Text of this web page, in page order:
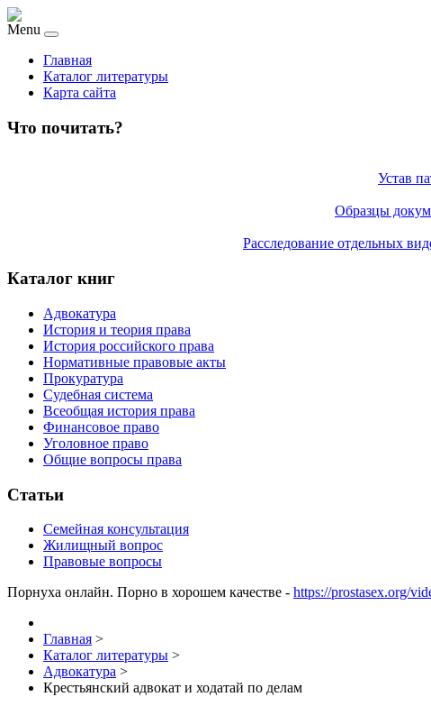
Menu
Главная
Каталог литературы
Карта сайта
Что почитать?
Устав
Образцы
Расследование отдельных
Каталог книг
Адвокатура
История и теория права
История российского права
Нормативные правовые акты
Прокуратура
Судебная система
Всеобщая история права
Финансовое право
Уголовное право
Общие вопросы права
Статьи
Семейная консультация
Жилищный вопрос
Правовые вопросы
Порнуха онлайн. Порно в хорошем качестве - https://prostasex.org/
Главная >
Каталог литературы >
Адвокатура >
Крестьянский адвокат и ходатай по делам